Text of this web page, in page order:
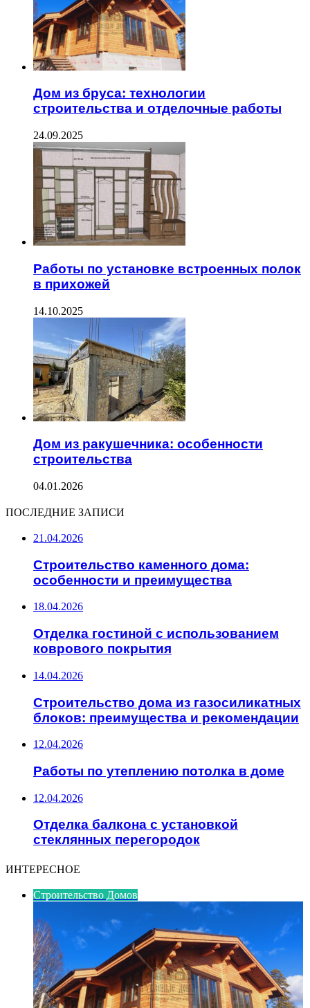
Дом из бруса: технологии
строительства и отделочные работы
24.09.2025
Работы по установке встроенных полок
в прихожей
14.10.2025
Дом из ракушечника: особенности
строительства
04.01.2026
ПОСЛЕДНИЕ ЗАПИСИ
21.04.2026
Строительство каменного дома:
особенности и преимущества
18.04.2026
Отделка гостиной с использованием
коврового покрытия
14.04.2026
Строительство дома из газосиликатных
блоков: преимущества и рекомендации
12.04.2026
Работы по утеплению потолка в доме
12.04.2026
Отделка балкона с установкой
стеклянных перегородок
ИНТЕРЕСНОЕ
Строительство Домов